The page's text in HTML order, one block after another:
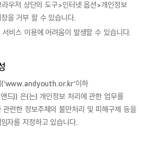
우저 상단의 도구>인터넷 옵션>개인정보
을 거부 할 수 있습니다.
비스 이용에 어려움이 발생할 수 있습니다.
(‘www.andyouth.or.kr’이하
드)) 은(는) 개인정보 처리에 관한 업무를
련한 정보주체의 불만처리 및 피해구제 등을
자를 지정하고 있습니다.